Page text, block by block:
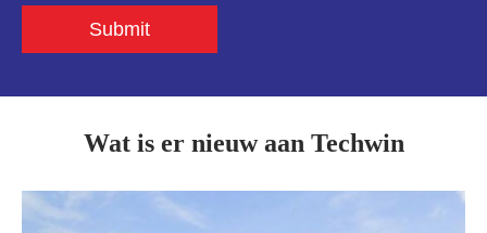
Submit
Wat is er nieuw aan Techwin